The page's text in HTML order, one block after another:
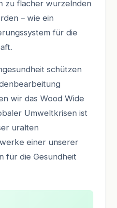
zu flacher wurzelnden
– wie ein
für die
schützen
wir das Wood Wide
Umweltkrisen ist
uralten
einer unserer
für die Gesundheit